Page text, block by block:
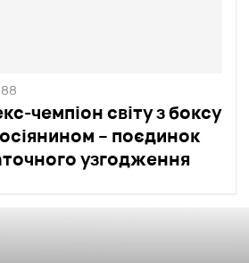
чемпіон світу з боксу
– поєдинок
узгодження